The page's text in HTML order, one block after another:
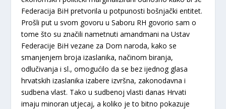
Federacija BiH pretvorila u potpunosti bošnjački entitet.
Prošli put u svom govoru u Saboru RH govorio sam o
tome što su značili nametnuti amandmani na Ustav
Federacije BiH vezane za Dom naroda, kako se
smanjenjem broja izaslanika, načinom biranja,
odlučivanja i sl., omogućilo da se bez ijednog glasa
hrvatskih izaslanika izabere izvršna, zakonodavna i
sudbena vlast. Tako u sudbenoj vlasti danas Hrvati
imaju minoran utjecaj, a koliko je to bitno pokazuje